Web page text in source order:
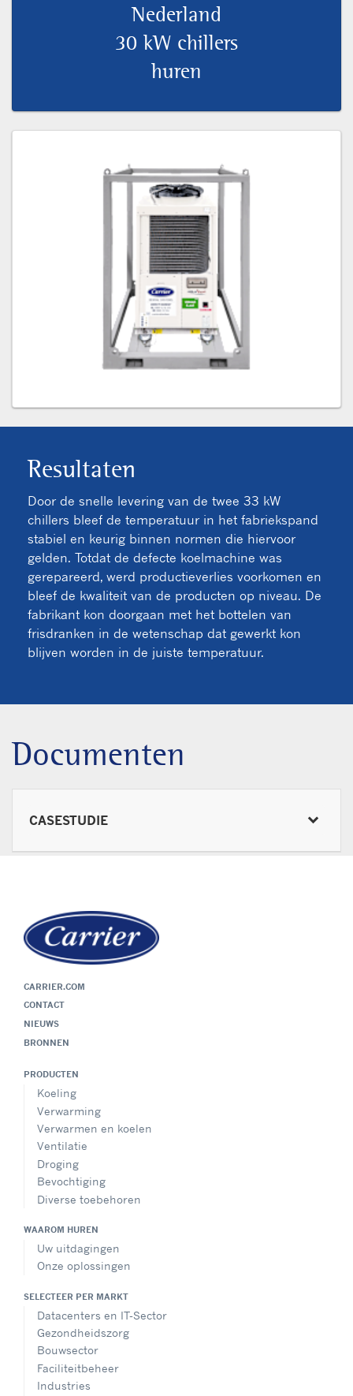
Nederland
30 kW chillers
huren
Resultaten
Door de snelle levering van de twee 33 kW
chillers bleef de temperatuur in het fabriekspand
stabiel en keurig binnen normen die hiervoor
gelden. Totdat de defecte koelmachine was
gerepareerd, werd productieverlies voorkomen en
bleef de kwaliteit van de producten op niveau. De
fabrikant kon doorgaan met het bottelen van
frisdranken in de wetenschap dat gewerkt kon
blijven worden in de juiste temperatuur.
Documenten
CASESTUDIE
CARRIER.COM
CONTACT
NIEUWS
BRONNEN
PRODUCTEN
Koeling
Verwarming
Verwarmen en koelen
Ventilatie
Droging
Bevochtiging
Diverse toebehoren
WAAROM HUREN
Uw uitdagingen
Onze oplossingen
SELECTEER PER MARKT
Datacenters en IT-Sector
Gezondheidszorg
Bouwsector
Faciliteitbeheer
Industries